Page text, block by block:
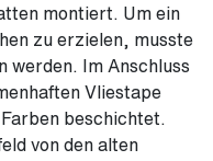
montiert. Um ein
zu erzielen, musste
werden. Im Anschluss
Vliestape
beschichtet.
von den alten